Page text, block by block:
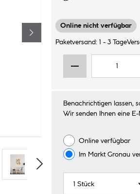
Online nicht verfügbar
Paketversand: 1 - 3 Tage
Benachrichtigen lassen,
Wir senden Ihnen eine
Online verfügbar
Im Markt Gronau